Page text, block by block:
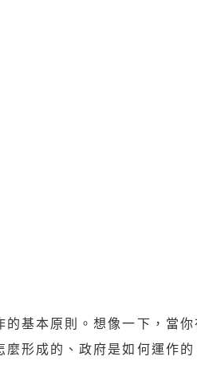
基本原則。想像一下，當你
形成的、政府是如何運作的